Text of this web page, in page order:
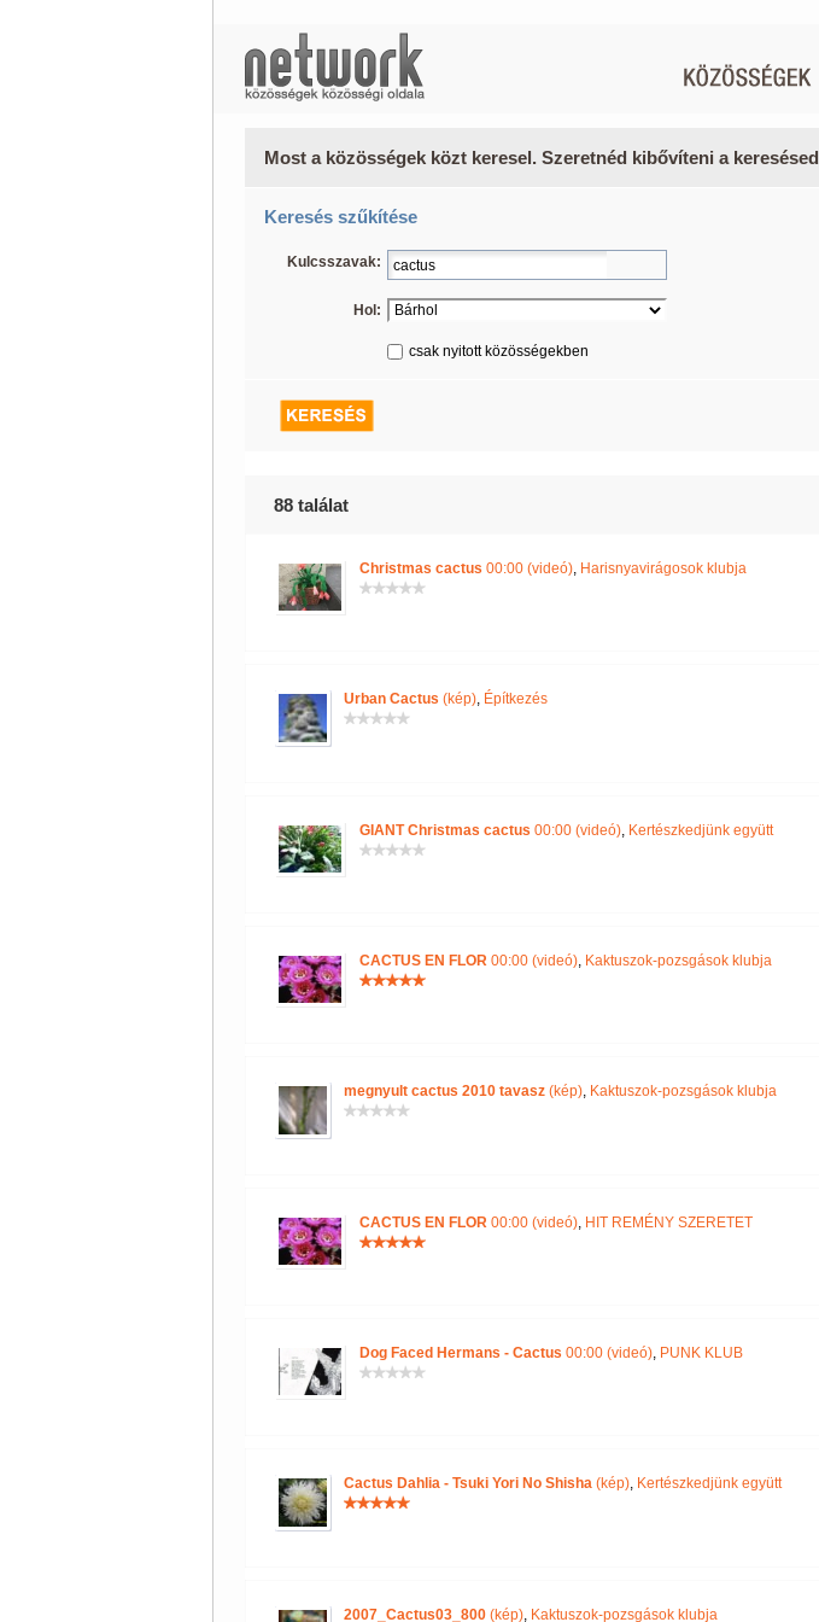
Most a közösségek közt keresel. Szeretnéd kibővíteni a keresésed
Keresés szűkítése
Kulcsszavak:
Hol:
csak nyitott közösségekben
88 találat
Christmas cactus 00:00 (videó), Harisnyavirágosok klubja
Urban Cactus (kép), Építkezés
GIANT Christmas cactus 00:00 (videó), Kertészkedjünk együtt
CACTUS EN FLOR00:00 (videó), Kaktuszok-pozsgások klubja
megnyult cactus 2010 tavasz(kép), Kaktuszok-pozsgások klubja
CACTUS EN FLOR00:00 (videó), HIT REMÉNY SZERETET
Dog Faced Hermans - Cactus 00:00 (videó), PUNK KLUB
Cactus Dahlia - Tsuki Yori No Shisha(kép), Kertészkedjünk együtt
2007_Cactus03_800(kép), Kaktuszok-pozsgások klubja